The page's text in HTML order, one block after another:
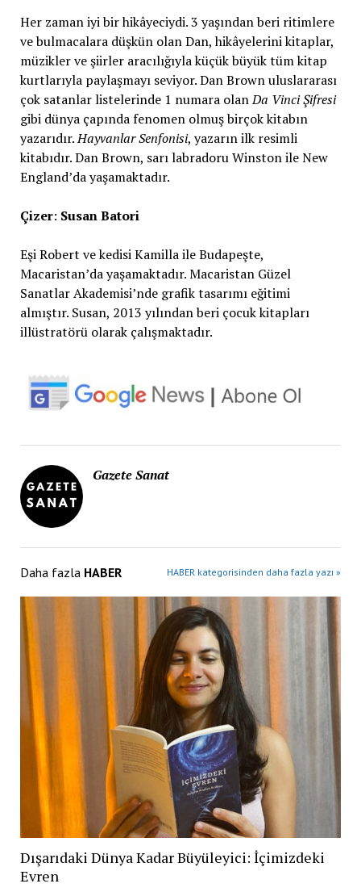
Her zaman iyi bir hikâyeciydi. 3 yaşından beri ritimlere
ve bulmacalara düşkün olan Dan, hikâyelerini kitaplar,
müzikler ve şiirler aracılığıyla küçük büyük tüm kitap
kurtlarıyla paylaşmayı seviyor. Dan Brown uluslararası
çok satanlar listelerinde 1 numara olanDa Vinci Şifresi
gibi dünya çapında fenomen olmuş birçok kitabın
yazarıdır.Hayvanlar Senfonisi, yazarın ilk resimli
kitabıdır. Dan Brown, sarı labradoru Winston ile New
England’da yaşamaktadır.
Çizer: Susan Batori
Eşi Robert ve kedisi Kamilla ile Budapeşte,
Macaristan’da yaşamaktadır. Macaristan Güzel
Sanatlar Akademisi’nde grafik tasarımı eğitimi
almıştır. Susan, 2013 yılından beri çocuk kitapları
illüstratörü olarak çalışmaktadır.
Gazete Sanat
Daha fazla HABER HABER kategorisinden daha fazla yazı »
Dışarıdaki Dünya Kadar Büyüleyici: İçimizdeki
Evren